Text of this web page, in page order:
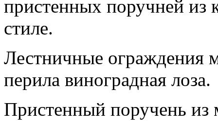
пристенных поручней из
стиле.
Лестничные ограждения
перила виноградная лоза.
Пристенный поручень из